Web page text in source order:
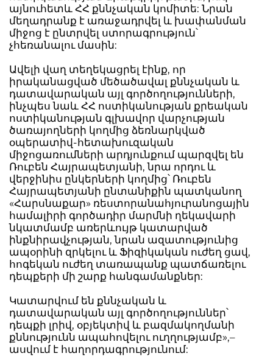
այնուհետև ՀՀ քննչական կոմիտե: Նրան
մեղադրանք է առաջադրվել և խափանման
միջոց է ընտրվել ստորագրություն՝
չհեռանալու մասին:
Ավելի վաղ տեղեկացրել էինք, որ
իրականացված մեծածավալ քննչական և
դատավարական այլ գործողությունների,
ինչպես նաև ՀՀ ոստիկանության քրեական
ոստիկանության գլխավոր վարչության
ծառայողների կողմից ձեռնարկված
օպերատիվ-հետախուզական
միջոցառումների արդյունքում պարզվել են
Ռուբեն Հայրապետյանի, նրա որդու և
վերջինիս ընկերների կողմից՝ Ռուբեն
Հայրապետյանի ընտանիքին պատկանող
«Հարսնաքար» ռեստորանահյուրանոցային
համալիրի գործադիր մարմնի ղեկավարի
նկատմամբ առերևույթ կատարված
ինքնիրավչության, նրան ազատությունից
ապօրինի զրկելու և Ֆիզիկական ուժեղ ցավ,
հոգեկան ուժեղ տառապանք պատճառելու
դեպքերի մի շարք հանգամանքներ:
Կատարվում են քննչական և
դատավարական այլ գործողություններ՝
դեպքի լրիվ, օբյեկտիվ և բազմակողմանի
քննությունն ապահովելու ուղղությամբ»,–
ասվում է հաղորդագրությունում: